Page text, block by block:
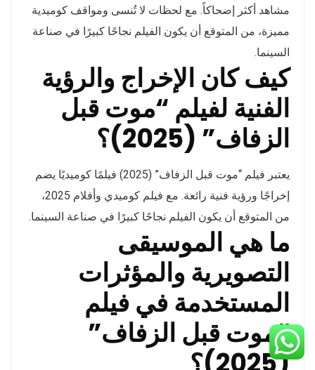
مشاهد أكثر إضحاكاً. مع لحظات لا تُنسى ومواقف كوميدية
مميزة، من المتوقع أن يكون الفيلم نجاحًا كبيرًا في صناعة
السينما.
كيف كان الإخراج والرؤية
الفنية لفيلم “موت قبل
الزفاف” (2025)؟
يعتبر فيلم “موت قبل الزفاف” (2025) فيلمًا كوميديًا يضم
إخراجًا ورؤية فنية رائعة. مع فيلم كوميدي وأفلام 2025،
من المتوقع أن يكون الفيلم نجاحًا كبيرًا في صناعة السينما.
ما هي الموسيقى
التصويرية والمؤثرات
المستخدمة في فيلم
“موت قبل الزفاف”